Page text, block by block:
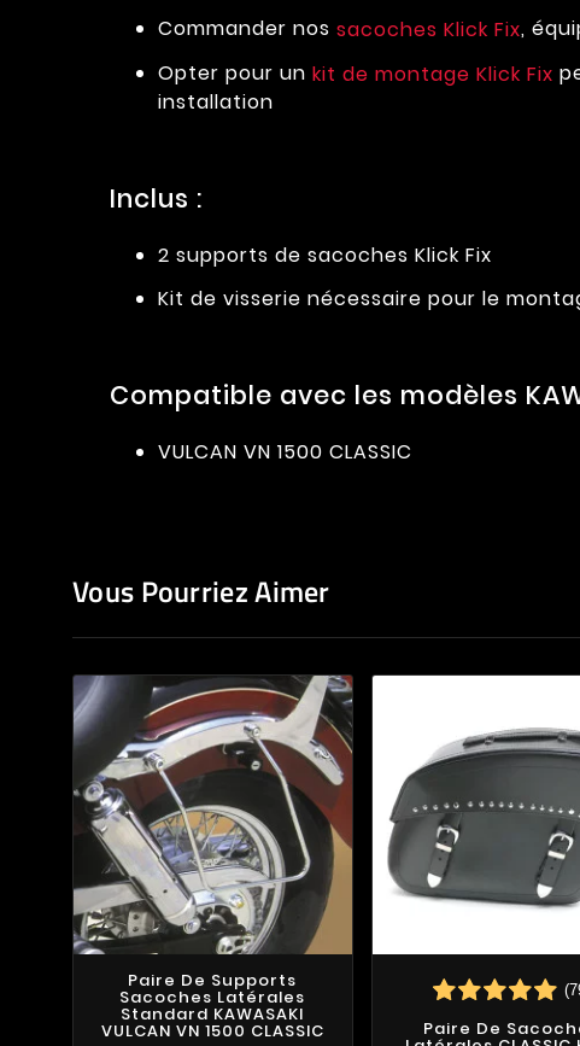
Commander nos sacoches Klick Fix,
Opter pour un kit de montage Klick Fix
installation
Inclus :
2 supports de sacoches Klick Fix
Kit de visserie nécessaire pour le
Compatible avec les modèles
VULCAN VN 1500 CLASSIC
Vous Pourriez Aimer
Paire De Supports
Sacoches Latérales
Standard KAWASAKI
VULCAN VN 1500 CLASSIC Paire De